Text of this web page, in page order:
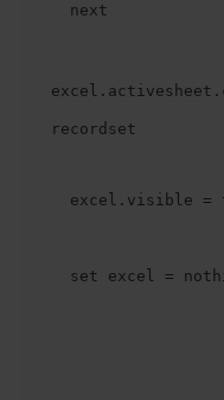
next
recordset
excel.visible =
set excel =